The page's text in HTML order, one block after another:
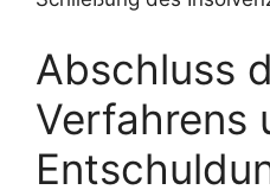
Abschluss
Verfahrens